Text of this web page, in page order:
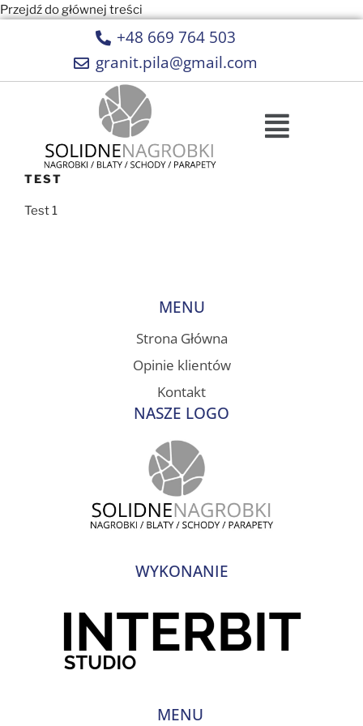
Przejdź do głównej treści
+48 669 764 503
granit.pila@gmail.com
TEST
Test 1
MENU
Strona Główna
Opinie klientów
Kontakt
NASZE LOGO
WYKONANIE
MENU